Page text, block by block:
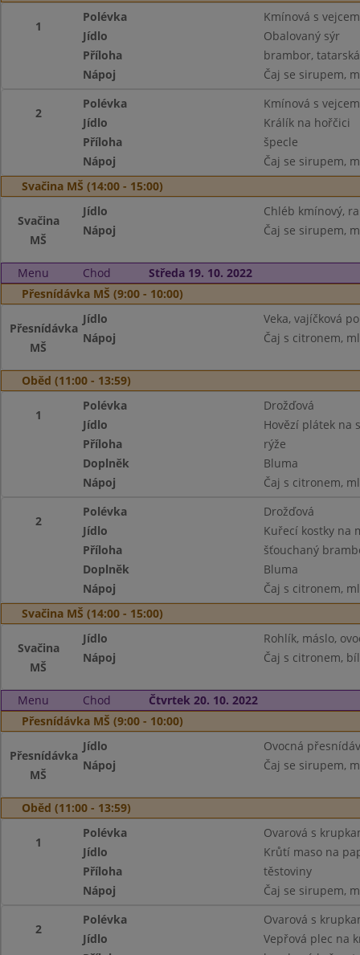
1
Polévka
Kmínová s vejcem
Jídlo
Obalovaný sýr
Příloha
brambor,
Nápoj
Čaj se sirupem,
2
Polévka
Kmínová s vejcem
Jídlo
Králík na hořčici
Příloha
špecle
Nápoj
Čaj se sirupem,
Svačina MŠ (14:00 - 15:00)
Svačina
MŠ
Jídlo
Chléb kmínový,
Nápoj
Čaj se sirupem,
Menu Chod
Středa 19. 10. 2022
Přesnídávka MŠ (9:00 - 10:00)
Přesnídávka
MŠ
Jídlo
Veka, vajíčková
Nápoj
Čaj s citronem,
Oběd (11:00 - 13:59)
1
Polévka
Drožďová
Jídlo
Hovězí plátek na
Příloha
rýže
Doplněk
Bluma
Nápoj
Čaj s citronem,
2
Polévka
Drožďová
Jídlo
Kuřecí kostky na
Příloha
šťouchaný
Doplněk
Bluma
Nápoj
Čaj s citronem,
Svačina MŠ (14:00 - 15:00)
Svačina
MŠ
Jídlo
Rohlík, máslo,
Nápoj
Čaj s citronem,
Menu Chod
Čtvrtek 20. 10. 2022
Přesnídávka MŠ (9:00 - 10:00)
Přesnídávka
MŠ
Jídlo
Ovocná
Nápoj
Čaj se sirupem,
Oběd (11:00 - 13:59)
1
Polévka
Ovarová s
Jídlo
Krůtí maso na
Příloha
těstoviny
Nápoj
Čaj se sirupem,
2
Polévka
Ovarová s
Jídlo
Vepřová plec na